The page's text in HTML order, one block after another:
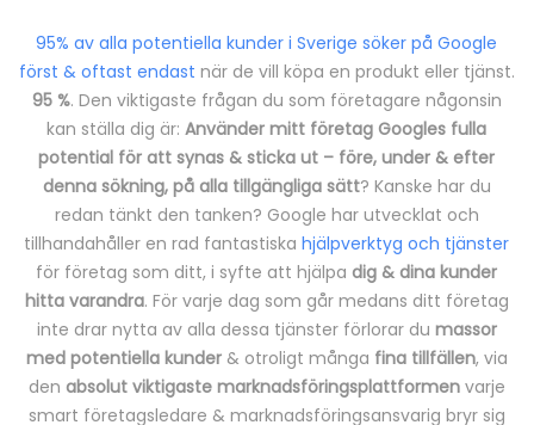
95% av alla potentiella kunder i Sverige söker på Google
först & oftast endast när de vill köpa en produkt eller tjänst.
95 %. Den viktigaste frågan du som företagare någonsin
kan ställa dig är: Använder mitt företag Googles fulla
potential för att synas & sticka ut – före, under & efter
denna sökning, på alla tillgängliga sätt? Kanske har du
redan tänkt den tanken? Google har utvecklat och
tillhandahåller en rad fantastiska hjälpverktyg och tjänster
för företag som ditt, i syfte att hjälpa dig & dina kunder
hitta varandra. För varje dag som går medans ditt företag
inte drar nytta av alla dessa tjänster förlorar du massor
med potentiella kunder& otroligt många fina tillfällen, via
den absolut viktigaste marknadsföringsplattformenvarje
smart företagsledare & marknadsföringsansvarig bryr sig